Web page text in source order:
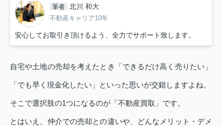
筆者 北川 和大
不動産キャリア10年
安心してお取引き頂けるよう、全力でサポート致します。
自宅や土地の売却を考えたとき「できるだけ高く売りたい」
「でも早く現金化したい」といった思いが交錯しますよね。
そこで選択肢の1つになるのが「不動産買取」です。
とはいえ、仲介での売却との違いや、どんなメリット・デメ